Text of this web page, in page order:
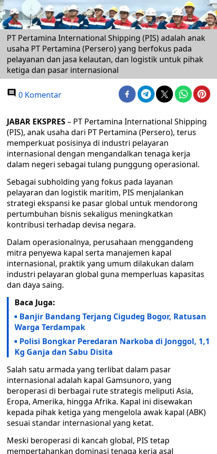
PT Pertamina International Shipping (PIS) adalah anak
usaha PT Pertamina (Persero) yang berfokus pada
pelayanan dan jasa kelautan, dan logistik untuk pihak
ketiga dan pasar internasional
0 Komentar
JABAR EKSPRES– PT Pertamina International Shipping
(PIS), anak usaha dari PT Pertamina (Persero), terus
memperkuat posisinya di industri pelayaran
internasional dengan mengandalkan tenaga kerja
dalam negeri sebagai tulang punggung operasional.
Sebagai subholding yang fokus pada layanan
pelayaran dan logistik maritim, PIS menjalankan
strategi ekspansi ke pasar global untuk mendorong
pertumbuhan bisnis sekaligus meningkatkan
kontribusi terhadap devisa negara.
Dalam operasionalnya, perusahaan menggandeng
mitra penyewa kapal serta manajemen kapal
internasional, praktik yang umum dilakukan dalam
industri pelayaran global guna memperluas kapasitas
dan daya saing.
Baca Juga:
Banjir Bandang Terjang Cigudeg Bogor, Ratusan
Warga Terdampak
Polisi Bongkar Peredaran Narkoba di Jonggol, 1,1
Kg Ganja dan Sabu Disita
Salah satu armada yang terlibat dalam pasar
internasional adalah kapal Gamsunoro, yang
beroperasi di berbagai rute strategis meliputi Asia,
Eropa, Amerika, hingga Afrika. Kapal ini disewakan
kepada pihak ketiga yang mengelola awak kapal (ABK)
sesuai standar internasional yang ketat.
Meski beroperasi di kancah global, PIS tetap
mempertahankan dominasi tenaga kerja asal